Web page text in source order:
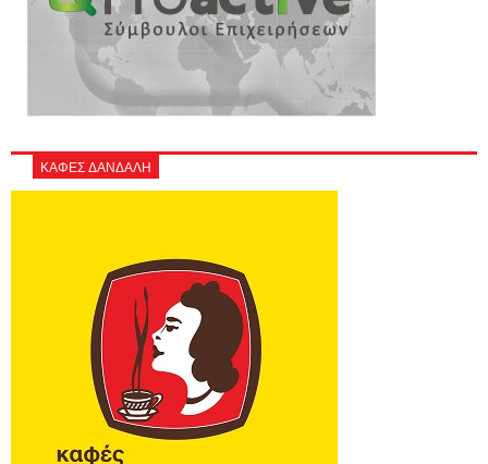
ΚΑΦΕΣ ΔΑΝΔΑΛΗ